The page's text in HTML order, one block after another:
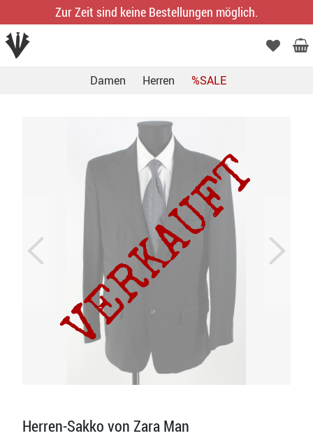
Zur Zeit sind keine Bestellungen möglich.
Damen Herren %SALE
Herren-Sakko von Zara Man